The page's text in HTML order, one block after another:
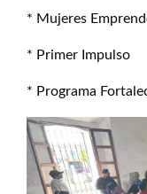
* Mujeres
* Primer Impulso
* Programa